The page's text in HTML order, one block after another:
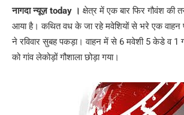
नागदा न्यूज़ today । क्षेत्र में एक बार फिर गौवंश की
आया है। कथित वध के जा रहे मवेशियों से भरे एक वाहन
ने रविवार सुबह पकड़ा। वाहन में से 6 मवेशी 5 केडे व 1
को गांव लेकोड़ों गौशाला छोड़ा गया।